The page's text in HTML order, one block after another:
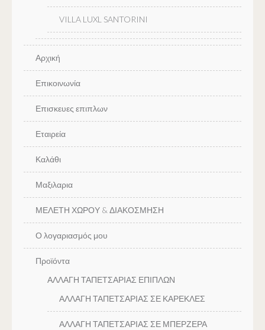
VILLA LUXL SANTORINI
Αρχική
Επικοινωνία
Επισκευες επιπλων
Εταιρεία
Καλάθι
Μαξιλαρια
ΜΕΛΕΤΗ ΧΩΡΟΥ & ΔΙΑΚΟΣΜΗΣΗ
Ο λογαριασμός μου
Προϊόντα
ΑΛΛΑΓΗ ΤΑΠΕΤΣΑΡΙΑΣ ΕΠΙΠΛΩΝ
ΑΛΛΑΓΗ ΤΑΠΕΤΣΑΡΙΑΣ ΣΕ ΚΑΡΕΚΛΕΣ
ΑΛΛΑΓΗ ΤΑΠΕΤΣΑΡΙΑΣ ΣΕ ΜΠΕΡΖΕΡΑ